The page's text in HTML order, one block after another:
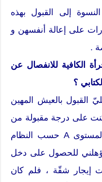
إلى القبول بهذه
على إعالة أنفسهن و
.
الكافية للانفصال عن
؟
القبول بالعيش المهين
على درجة مقبولة من
التعليم – كانت لديّ شهادة المستوى A حسب النظام
يؤهلني للحصول على دخل
إيجار شقّة ، فلم كان